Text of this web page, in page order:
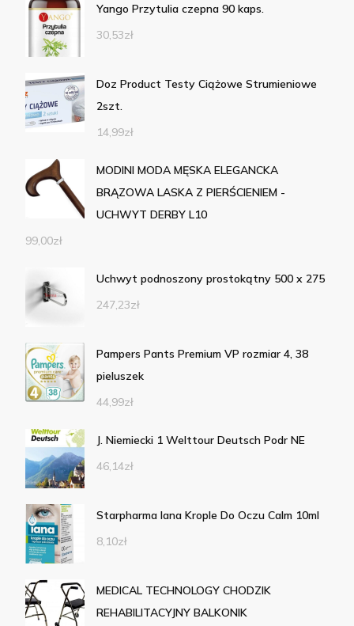
Yango Przytulia czepna 90 kaps.
30,53zł
Doz Product Testy Ciążowe Strumieniowe
2szt.
14,99zł
MODINI MODA MĘSKA ELEGANCKA
BRĄZOWA LASKA Z PIERŚCIENIEM -
UCHWYT DERBY L10
99,00zł
Uchwyt podnoszony prostokątny 500 x 275
247,23zł
Pampers Pants Premium VP rozmiar 4, 38
pieluszek
44,99zł
J. Niemiecki 1 Welttour Deutsch Podr NE
46,14zł
Starpharma Iana Krople Do Oczu Calm 10ml
8,10zł
MEDICAL TECHNOLOGY CHODZIK
REHABILITACYJNY BALKONIK